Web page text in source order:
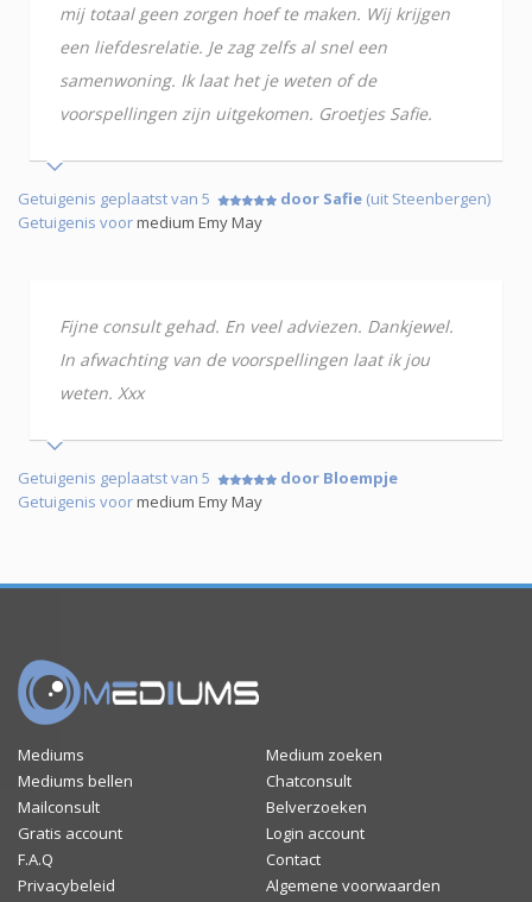
mij totaal geen zorgen hoef te maken. Wij krijgen
een liefdesrelatie. Je zag zelfs al snel een
samenwoning. Ik laat het je weten of de
voorspellingen zijn uitgekomen. Groetjes Safie.
Getuigenis geplaatst van 5 door Safie (uit Steenbergen)
Getuigenis voormedium Emy May
Fijne consult gehad. En veel adviezen. Dankjewel.
In afwachting van de voorspellingen laat ik jou
weten. Xxx
Getuigenis geplaatst van 5
door Bloempje
Getuigenis voormedium Emy May
Mediums
Medium zoeken
Mediums bellen
Chatconsult
Mailconsult
Belverzoeken
Gratis account
Login account
F.A.Q
Contact
Privacybeleid
Algemene voorwaarden